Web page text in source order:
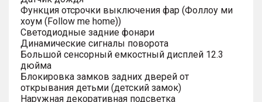
Функция отсрочки выключения фар (Фоллоу ми
хоум (Follow me home))
Светодиодные задние фонари
Динамические сигналы поворота
Большой сенсорный емкостный дисплей 12.3
дюйма
Блокировка замков задних дверей от
открывания детьми (детский замок)
Наружная декоративная подсветка